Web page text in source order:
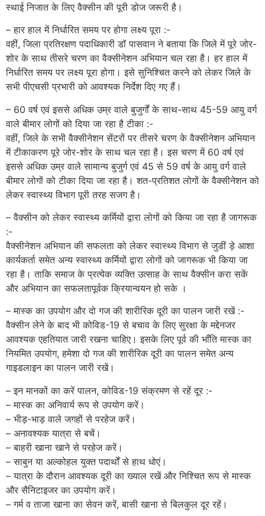
स्थाई निजात के लिए वैक्सीन की पूरी डोज जरूरी है।
– हार हाल में निर्धारित समय पर होगा लक्ष्य पूरा :-
वहीं, जिला प्रतिरक्षण पदाधिकारी डॉ पासवान ने बताया कि जिले में पूरे जोर-
शोर के साथ तीसरे चरण का वैक्सीनेशन अभियान चल रहा है। हर हाल में
निर्धारित समय पर लक्ष्य पूरा होगा। इसे सुनिश्चित करने को लेकर जिले के
सभी पीएचसी प्रभारी को आवश्यक निर्देश दिए गए हैं।
– 60 वर्ष एवं इससे अधिक उम्र वाले बुजुर्गों के साथ-साथ 45-59 आयु वर्ग
वाले बीमार लोगों को दिया जा रहा है टीका :-
वहीं, जिले के सभी वैक्सीनेशन सेंटरों पर तीसरे चरण के वैक्सीनेशन अभियान
में टीकाकरण पूरे जोर-शोर के साथ चल रहा है। इस चरण में 60 वर्ष एवं
इससे अधिक उम्र वाले सामान्य बुजुर्ग एवं 45 से 59 वर्ष के आयु वर्ग वाले
बीमार लोगों को टीका दिया जा रहा है। शत-प्रतिशत लोगों के वैक्सीनेशन को
लेकर स्वास्थ्य विभाग पूरी तरह सजग है।
– वैक्सीन को लेकर स्वास्थ्य कर्मियों द्वारा लोगों को किया जा रहा है जागरूक
:-
वैक्सीनेशन अभियान की सफलता को लेकर स्वास्थ्य विभाग से जुडीं ड़े आशा
कार्यकर्ता समेत अन्य स्वास्थ्य कर्मियों द्वारा लोगों को जागरूक भी किया जा
रहा है। ताकि समाज के प्रत्येक व्यक्ति उत्साह के साथ वैक्सीन करा सकें
और अभियान का सफलतापूर्वक क्रियान्वयन हो सके ।
– मास्क का उपयोग और दो गज की शारीरिक दूरी का पालन जारी रखें :-
वैक्सीन लेने के बाद भी कोविड-19 से बचाव के लिए सुरक्षा के मद्देनजर
आवश्यक एहतियात जारी रखना चाहिए। इसके लिए पूर्व की भाँति मास्क का
नियमित उपयोग, हमेशा दो गज की शारीरिक दूरी का पालन समेत अन्य
गाइडलाइन का पालन जारी रखें।
– इन मानकों का करें पालन, कोविड-19 संक्रमण से रहें दूर :-
– मास्क का अनिवार्य रूप से उपयोग करें।
– भीड़-भाड़ वाले जगहों से परहेज करें।
– अनावश्यक यात्रा से बचें।
– बाहरी खाना खाने से परहेज करें।
– साबुन या अल्कोहल युक्त पदार्थों से हाथ धोएं।
– यात्रा के दौरान आवश्यक दूरी का ख्याल रखें और निश्चित रूप से मास्क
और सैनिटाइजर का उपयोग करें।
– गर्म व ताजा खाना का सेवन करें, बासी खाना से बिलकुल दूर रहें।